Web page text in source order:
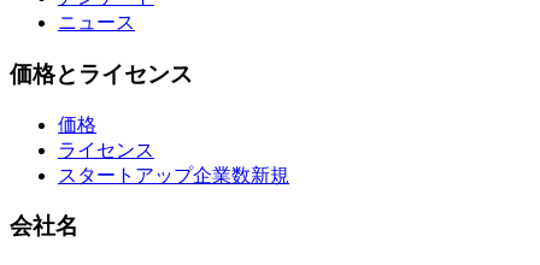
ニュース
価格とライセンス
価格
ライセンス
スタートアップ企業数新規
会社名